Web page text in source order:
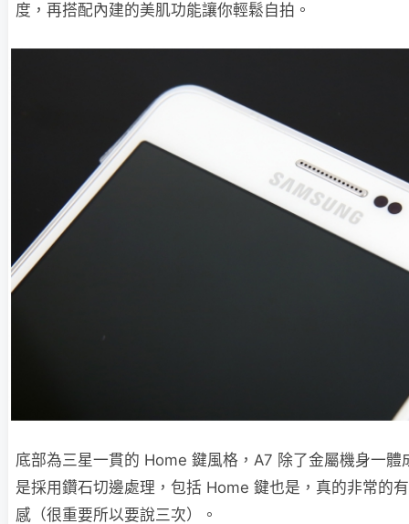
度，再搭配內建的美肌功能讓你輕鬆自拍。
底部為三星一貫的 Home 鍵風格，A7 除了金屬機身一體
是採用鑽石切邊處理，包括 Home 鍵也是，真的非常的
感（很重要所以要說三次）。